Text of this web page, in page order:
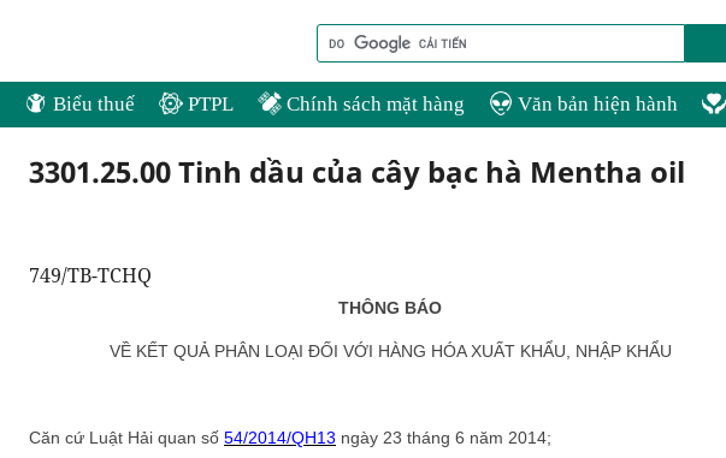
Biểu thuế PTPL Chính sách mặt hàng Văn bản hiện hành
3301.25.00 Tinh dầu của cây bạc hà Mentha oil
749/TB-TCHQ
THÔNG BÁO
VỀ KẾT QUẢ PHÂN LOẠI ĐỐI VỚI HÀNG HÓA XUẤT KHẨU, NHẬP KHẨU
Căn cứ Luật Hải quan số 54/2014/QH13 ngày 23 tháng 6 năm 2014;